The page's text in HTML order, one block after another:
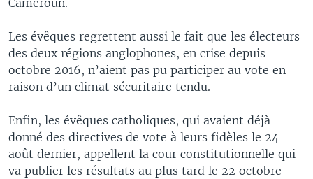
Les évêques regrettent aussi le fait que les électeurs
des deux régions anglophones, en crise depuis
octobre 2016, n’aient pas pu participer au vote en
raison d’un climat sécuritaire tendu.
Enfin, les évêques catholiques, qui avaient déjà
donné des directives de vote à leurs fidèles le 24
août dernier, appellent la cour constitutionnelle qui
va publier les résultats au plus tard le 22 octobre